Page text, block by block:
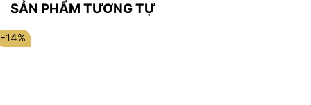
SẢN PHẨM TƯƠNG TỰ
-14%